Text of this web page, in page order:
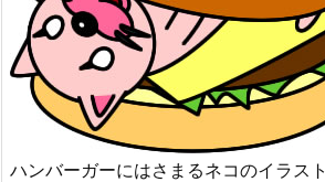
ハンバーガーにはさまるネコのイラスト